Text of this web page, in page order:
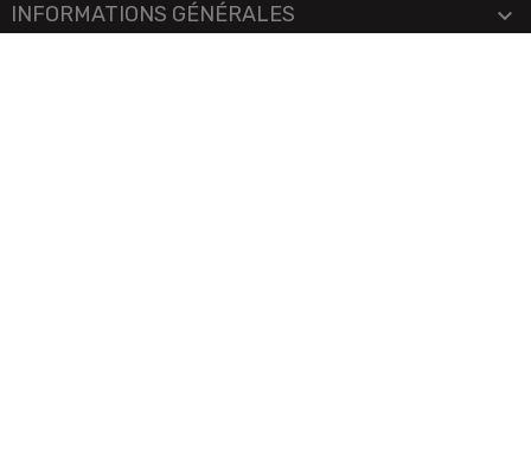
INFORMATIONS GÉNÉRALES 